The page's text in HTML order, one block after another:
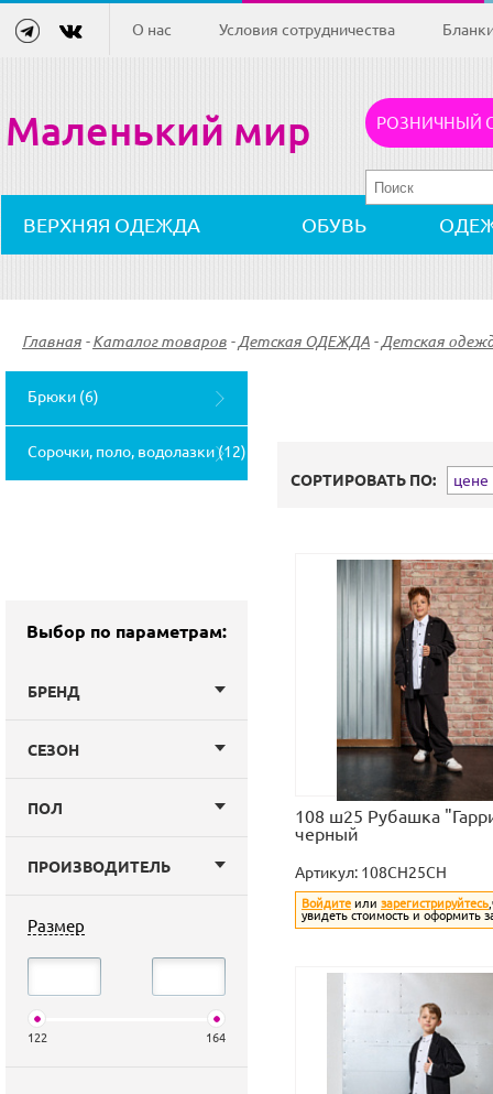
О нас Условия сотрудничества
Маленький мир РОЗНИЧНЫЙ
ВЕРХНЯЯ ОДЕЖДА ОБУВЬ
Главная - Каталог товаров - Детская ОДЕЖДА - Детская
Брюки (6)
Сорочки, поло, водолазки (12)
Выбор по параметрам:
БРЕНД
СЕЗОН
ПОЛ
ПРОИЗВОДИТЕЛЬ
Размер
122 164
СОРТИРОВАТЬ ПО: цене
108 ш25 Рубашка
черный
Артикул: 108CH25CH
Войдите или зарегистрируйтесь
увидеть стоимость и оформить